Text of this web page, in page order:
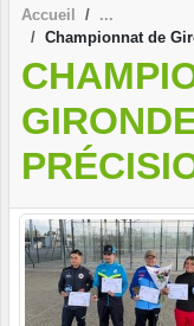
Accueil
Championnat de